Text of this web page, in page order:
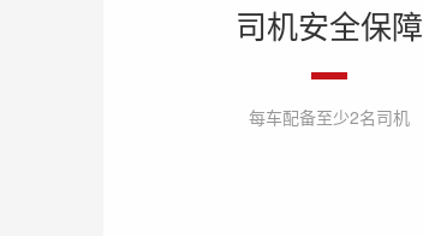
司机安全保障
每车配备至少2名司机